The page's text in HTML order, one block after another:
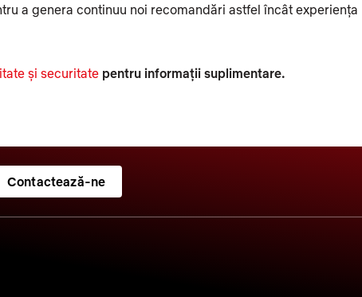
a genera continuu noi recomandări astfel încât experiența
și securitate pentru informații suplimentare.
Contactează-ne